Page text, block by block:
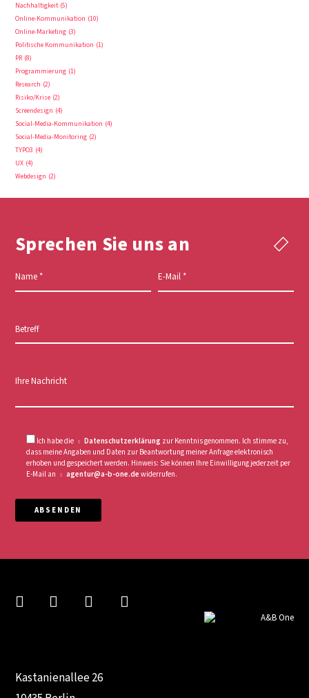
Nachhaltigkeit 5
Online-Kommunikation 10
Online-Marketing 3
Politische Kommunikation 1
PR 8
Programmierung 1
Research 2
Risiko/Krise 2
Screendesign 4
Social-Media-Kommunikation 4
Social-Media-Monitoring 2
TYPO3 4
UX 4
Webdesign 2
Sprechen Sie uns an
Name * E-Mail *
Betreff
Ihre Nachricht
Ich habe die Datenschutzerklärung zur Kenntnis genommen. Ich stimme zu,
dass meine Angaben und Daten zur Beantwortung meiner Anfrage elektronisch
erhoben und gespeichert werden. Hinweis: Sie können Ihre Einwilligung jederzeit per
E-Mail an
agentur@a-b-one.de widerrufen.
ABSENDEN
Kastanienallee 26